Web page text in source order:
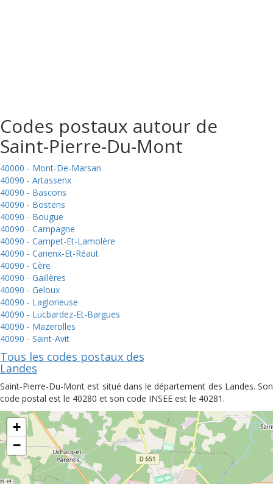
Codes postaux autour de
Saint-Pierre-Du-Mont
40000 - Mont-De-Marsan
40090 - Artassenx
40090 - Bascons
40090 - Bostens
40090 - Bougue
40090 - Campagne
40090 - Campet-Et-Lamolère
40090 - Canenx-Et-Réaut
40090 - Cère
40090 - Gaillères
40090 - Geloux
40090 - Laglorieuse
40090 - Lucbardez-Et-Bargues
40090 - Mazerolles
40090 - Saint-Avit
Tous les codes postaux des
Landes
Saint-Pierre-Du-Mont est situé dans le département des Landes. Son
code postal est le 40280 et son code INSEE est le 40281.
+
−